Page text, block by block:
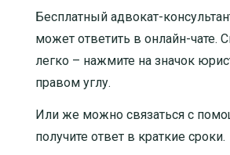
Бесплатный адвокат-
может ответить в онлайн-чате.
легко – нажмите на значок
правом углу.
Или же можно связаться с
получите ответ в краткие сроки.